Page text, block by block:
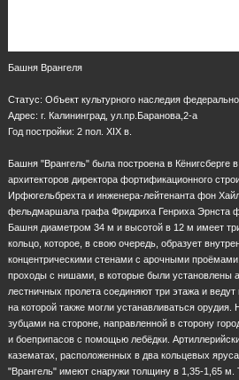
Башня Врангеля
Статус: Объект культурного наследия
Адрес: г. Калининград, ул.пр.Баранова,2-а
Год постройки: 2 пол. XIX в.
Башня "Врангель" была построена в Кёнигсберге
архитекторов директора фортификационного
Ирфюгельбрехта и инженера-лейтенанта фон
фельдмаршала графа Фридриха Генриха Эрнста
Башня диаметром 34 м и высотой в 12 м имеет
кольцо, которое, в свою очередь, образует
концентрическими стенами с арочными
проходы с нишами, в которые были установлены
лестничных пролета соединяют три этажа и
на которой также могли устанавливаться
зубцами на стороне, направленной в сторону
и боеприпасов с помощью лебёдки.
казематах, расположенных в два кольцевых
"Врангель" имеют снаружи толщину в 1,35-1,65 м.